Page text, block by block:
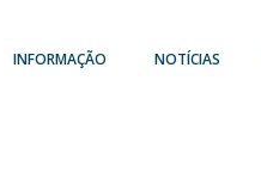
INFORMAÇÃO NOTÍCIAS